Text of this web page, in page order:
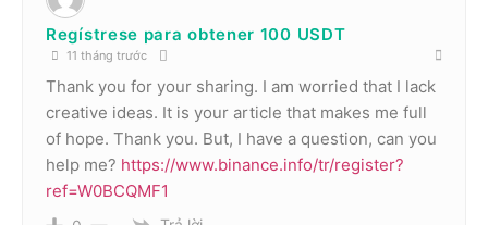
Regístrese para obtener 100 USDT
11 tháng trước
Thank you for your sharing. I am worried that I lack
creative ideas. It is your article that makes me full
of hope. Thank you. But, I have a question, can you
help me? https://www.binance.info/tr/register?
ref=W0BCQMF1